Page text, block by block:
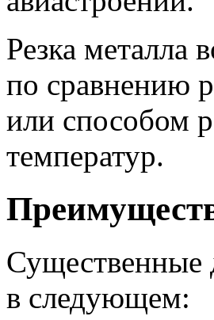
Резка металла
по сравнению
или способом
температур.
Существенные
в следующем: